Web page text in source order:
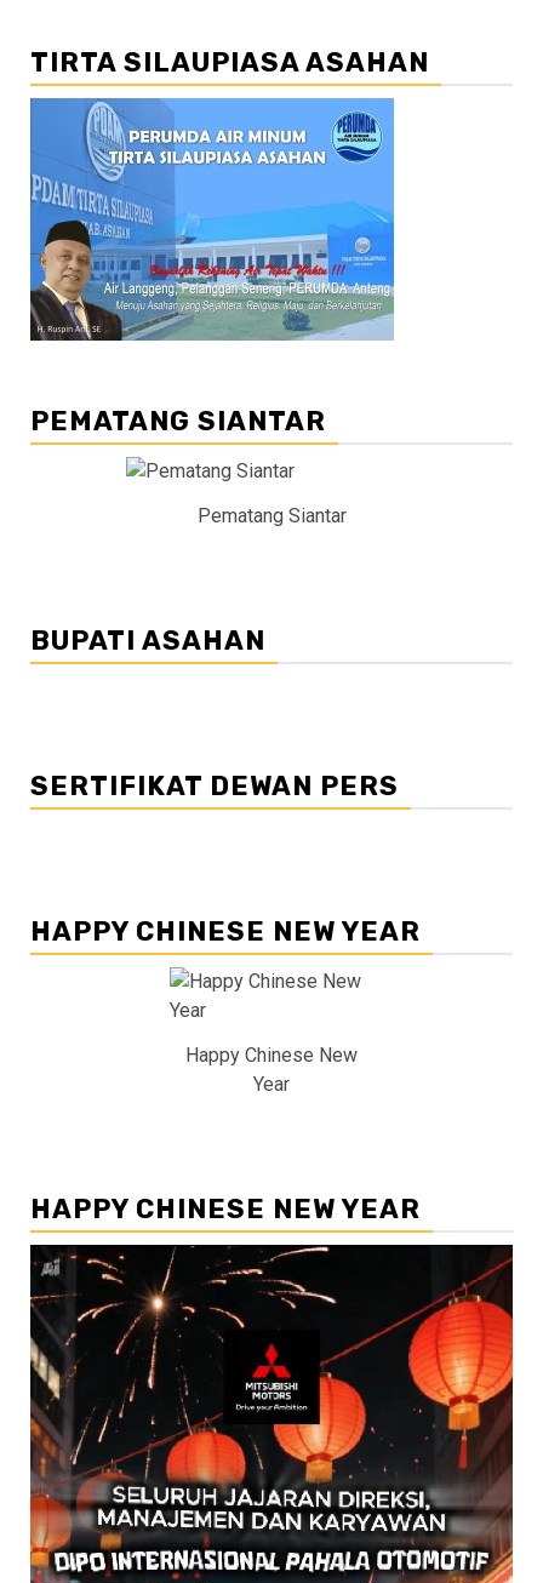
TIRTA SILAUPIASA ASAHAN
PEMATANG SIANTAR
Pematang Siantar
BUPATI ASAHAN
SERTIFIKAT DEWAN PERS
HAPPY CHINESE NEW YEAR
Happy Chinese New
Year
HAPPY CHINESE NEW YEAR
Pemutar